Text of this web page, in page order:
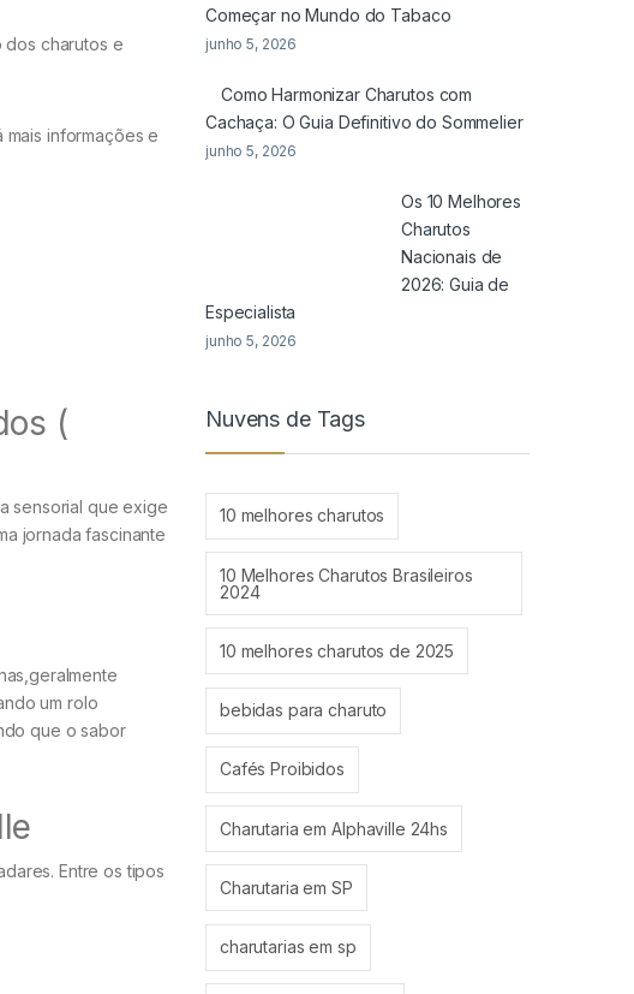
dos charutos e
mais informações e
(
sensorial que exige
jornada fascinante
um rolo
que o sabor
Entre os tipos
Começar no Mundo do Tabaco
junho 5, 2026
Como Harmonizar Charutos com
Cachaça: O Guia Definitivo do Sommelier
junho 5, 2026
Os 10 Melhores
Charutos
Nacionais de
2026: Guia de
Especialista
junho 5, 2026
Nuvens de Tags
10 melhores charutos
10 Melhores Charutos Brasileiros
2024
10 melhores charutos de 2025
bebidas para charuto
Cafés Proibidos
Charutaria em Alphaville 24hs
Charutaria em SP
charutarias em sp